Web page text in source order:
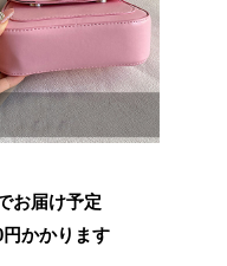
お届け予定
円かかります